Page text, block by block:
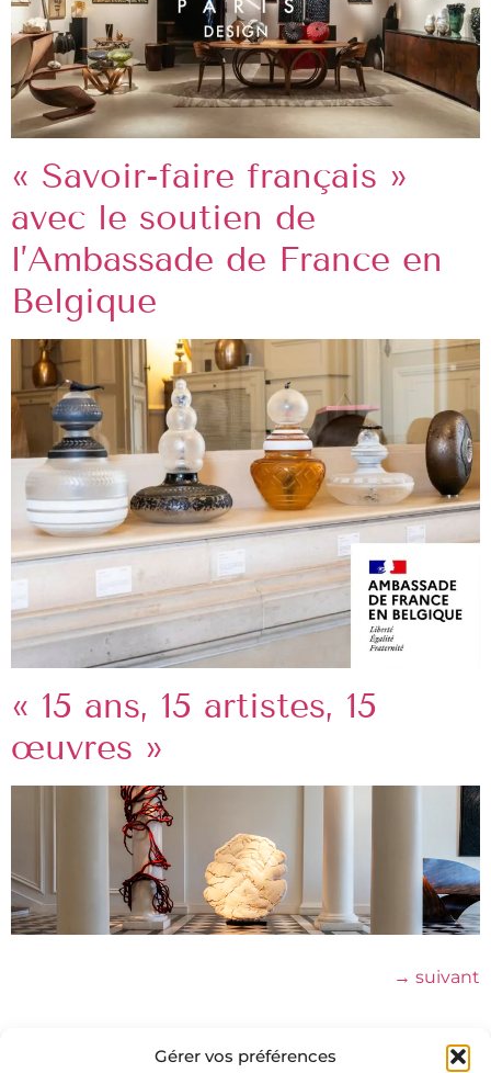
Gérer vos préférences
« Savoir-faire français »
avec le soutien de
l’Ambassade de France en
Belgique
« 15 ans, 15 artistes, 15
œuvres »
→ suivant